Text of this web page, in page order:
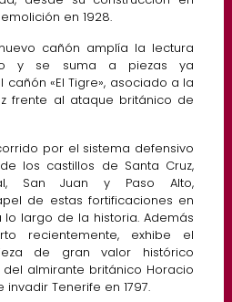
en 1928.
cañón amplía la lectura
y se suma a piezas ya
«El Tigre», asociado a la
frente al ataque británico de
por el sistema defensivo
los castillos de Santa Cruz,
San Juan y Paso Alto,
de estas fortificaciones en
largo de la historia. Además
recientemente, exhibe el
de gran valor histórico
almirante británico Horacio
Tenerife en 1797.